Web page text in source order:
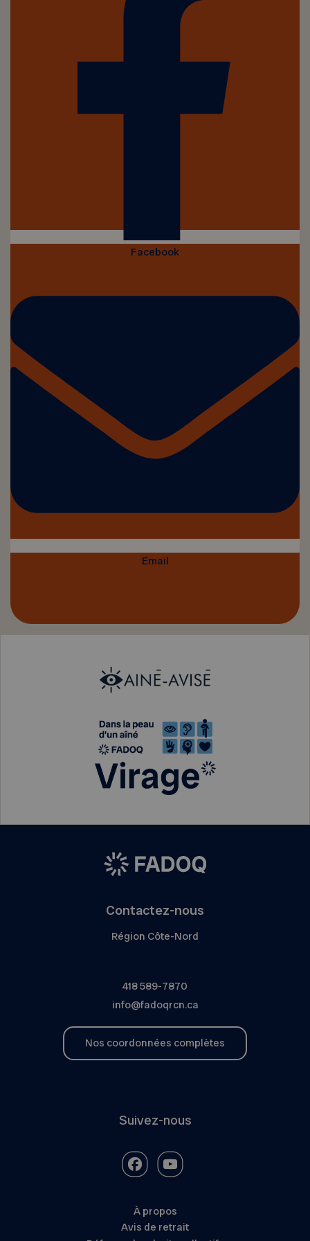
Facebook
Email
Contactez-nous
Région Côte-Nord
418 589-7870
info@fadoqrcn.ca
Nos coordonnées complètes
Suivez-nous
À propos
Avis de retrait